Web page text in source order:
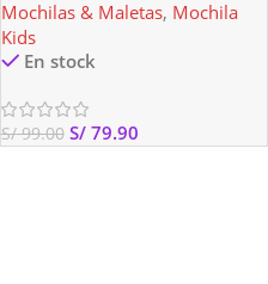
Mochilas & Maletas, Mochila
Kids
En stock
S/99.00 S/79.90